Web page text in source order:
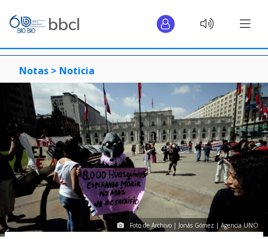
Notas > Noticia
Foto de Archivo | Jonás Gómez | Agencia UNO